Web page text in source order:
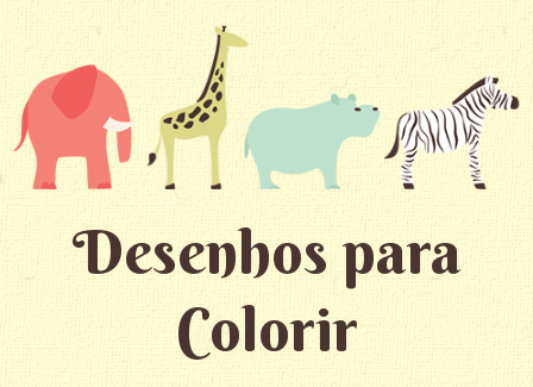
Desenhos para
Colorir